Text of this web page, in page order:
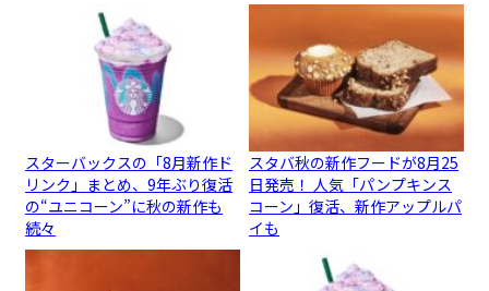
スターバックスの「8月新作ド
リンク」まとめ、9年ぶり復活
の“ユニコーン”に秋の新作も
続々
スタバ秋の新作フードが8月25
日発売！ 人気「パンプキンス
コーン」復活、新作アップルパ
イも